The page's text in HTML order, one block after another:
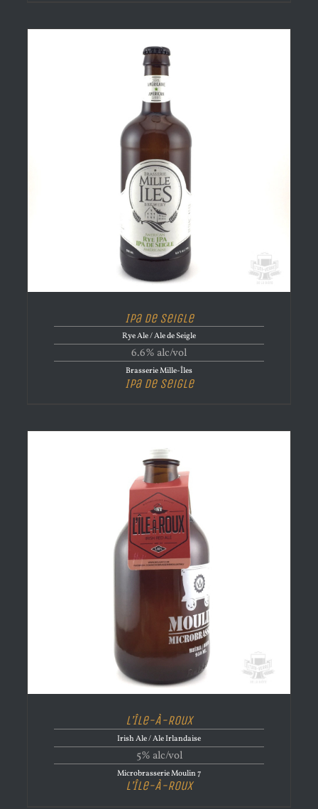
Ipa de Seigle
Rye Ale / Ale de Seigle
6.6% alc/vol
Brasserie Mille-Îles
Ipa de Seigle
L’Île-À-Roux
Irish Ale / Ale Irlandaise
5% alc/vol
Microbrasserie Moulin 7
L’Île-À-Roux